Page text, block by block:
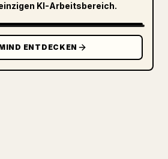
KI-Arbeitsbereich.
ENTDECKEN